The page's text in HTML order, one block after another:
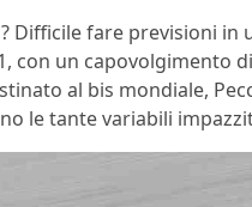
Difficile fare previsioni
con un capovolgimento
al bis mondiale,
le tante variabili